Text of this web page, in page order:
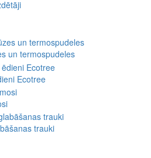
un termospudeles
Ecotree
trauki